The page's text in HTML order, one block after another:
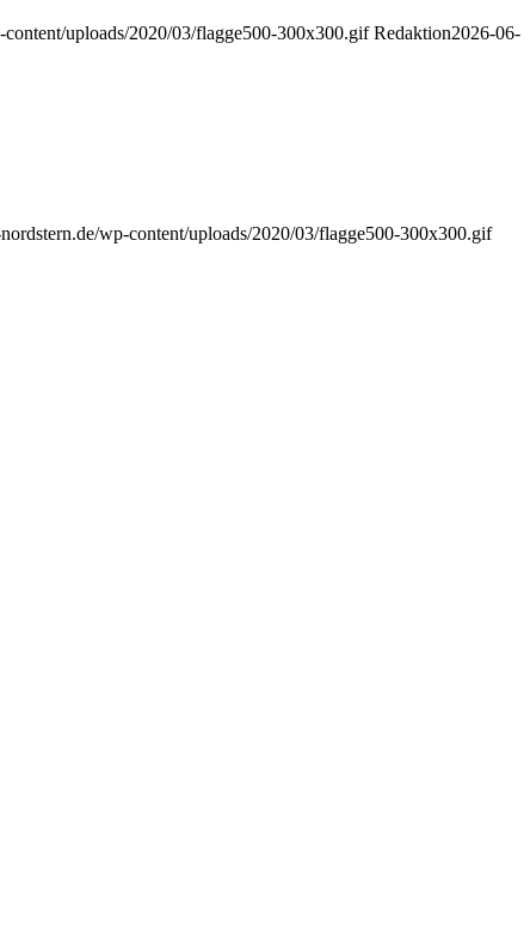
uploads/2020/03/flagge500-300x300.gif Redaktion2026-06-
wp-content/uploads/2020/03/flagge500-300x300.gif